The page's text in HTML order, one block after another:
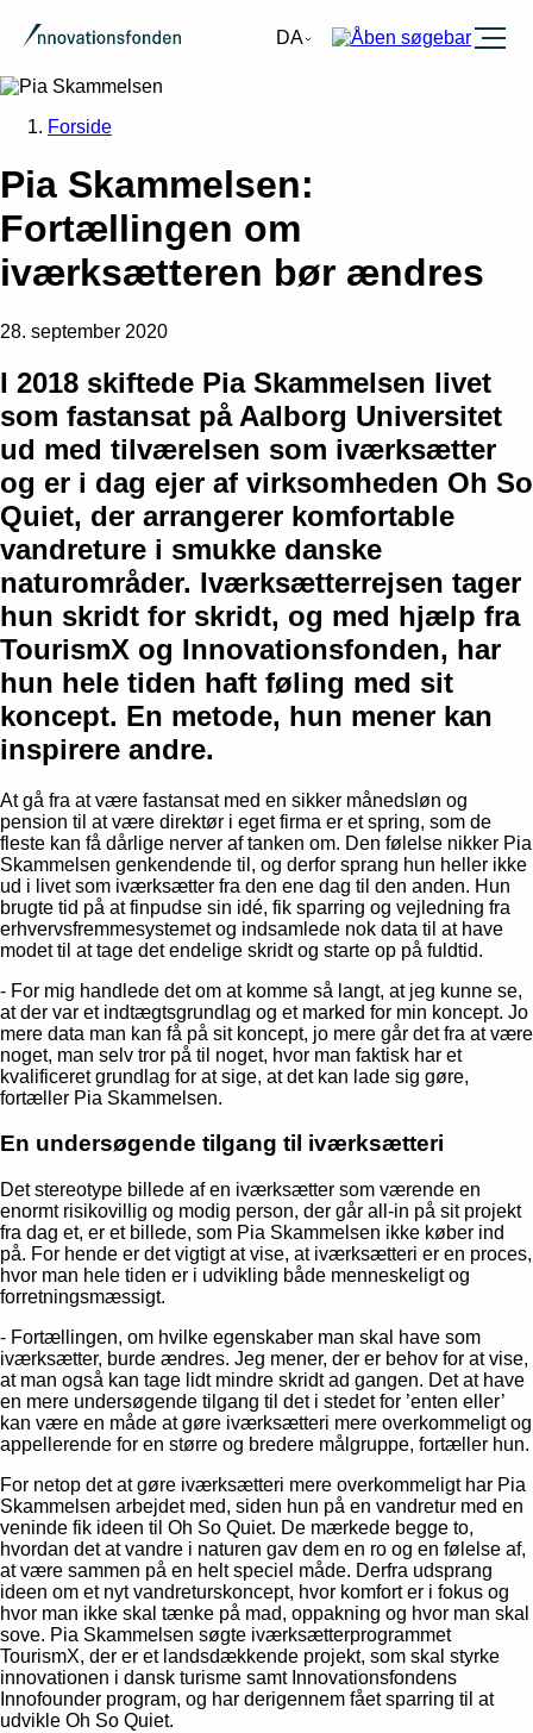
Samtykke Detaljer Om
Denne hjemmeside bruger cookies
Vi bruger cookies til at tilpasse vores indhold og
annoncer, til at vise dig funktioner til sociale medier og til
at analysere vores trafik. Vi deler også oplysninger om
for sociale medier, annonceringspartnere og
analysepartnere. Vores partnere kan kombinere disse
data med andre oplysninger, du har givet dem, eller som
de har indsamlet fra din brug af deres tjenester.
Samtykkevalg
Nødvendig
DA Burger
Forside
Pia Skammelsen:
Fortællingen om
iværksætteren bør ændres
28. september 2020
I 2018 skiftede Pia Skammelsen livet
som fastansat på Aalborg Universitet
ud med tilværelsen som iværksætter
og er i dag ejer af virksomheden Oh So
Quiet, der arrangerer komfortable
vandreture i smukke danske
naturområder. Iværksætterrejsen tager
hun skridt for skridt, og med hjælp fra
TourismX og Innovationsfonden, har
hun hele tiden haft føling med sit
koncept. En metode, hun mener kan
inspirere andre.
At gå fra at være fastansat med en sikker månedsløn og
pension til at være direktør i eget firma er et spring, som de
fleste kan få dårlige nerver af tanken om. Den følelse nikker Pia
Skammelsen genkendende til, og derfor sprang hun heller ikke
ud i livet som iværksætter fra den ene dag til den anden. Hun
brugte tid på at finpudse sin idé, fik sparring og vejledning fra
erhvervsfremmesystemet og indsamlede nok data til at have
modet til at tage det endelige skridt og starte op på fuldtid.
- For mig handlede det om at komme så langt, at jeg kunne se,
at der var et indtægtsgrundlag og et marked for min koncept. Jo
mere data man kan få på sit koncept, jo mere går det fra at være
noget, man selv tror på til noget, hvor man faktisk har et
kvalificeret grundlag for at sige, at det kan lade sig gøre,
fortæller Pia Skammelsen.
En undersøgende tilgang til iværksætteri
Det stereotype billede af en iværksætter som værende en
enormt risikovillig og modig person, der går all-in på sit projekt
fra dag et, er et billede, som Pia Skammelsen ikke køber ind
på. For hende er det vigtigt at vise, at iværksætteri er en proces,
hvor man hele tiden er i udvikling både menneskeligt og
forretningsmæssigt.
- Fortællingen, om hvilke egenskaber man skal have som
iværksætter, burde ændres. Jeg mener, der er behov for at vise,
at man også kan tage lidt mindre skridt ad gangen. Det at have
en mere undersøgende tilgang til det i stedet for ’enten eller’
kan være en måde at gøre iværksætteri mere overkommeligt og
appellerende for en større og bredere målgruppe, fortæller hun.
For netop det at gøre iværksætteri mere overkommeligt har Pia
Skammelsen arbejdet med, siden hun på en vandretur med en
veninde fik ideen til Oh So Quiet. De mærkede begge to,
hvordan det at vandre i naturen gav dem en ro og en følelse af,
at være sammen på en helt speciel måde. Derfra udsprang
ideen om et nyt vandreturskoncept, hvor komfort er i fokus og
hvor man ikke skal tænke på mad, oppakning og hvor man skal
sove. Pia Skammelsen søgte iværksætterprogrammet
TourismX, der er et landsdækkende projekt, som skal styrke
innovationen i dansk turisme samt Innovationsfondens
Innofounder program, og har derigennem fået sparring til at
udvikle Oh So Quiet.